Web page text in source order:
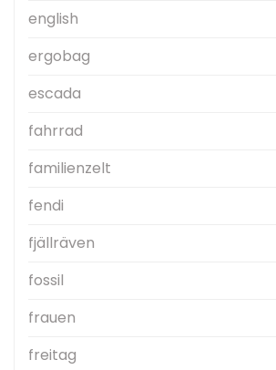
english
ergobag
escada
fahrrad
familienzelt
fendi
fjällräven
fossil
frauen
freitag